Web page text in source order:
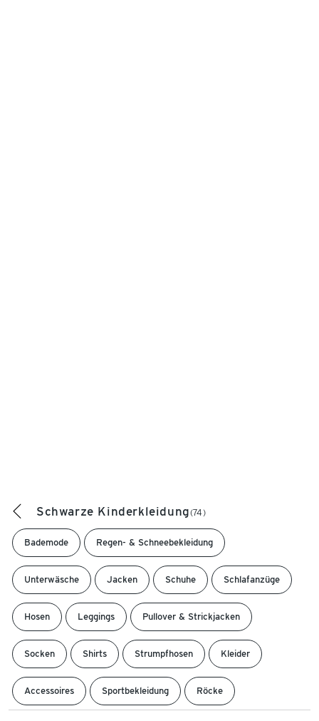
Schwarze Kinderkleidung(74)
Bademode Regen- & Schneebekleidung
Unterwäsche Jacken Schuhe Schlafanzüge
Hosen Leggings Pullover & Strickjacken
Socken Shirts Strumpfhosen Kleider
Accessoires Sportbekleidung Röcke